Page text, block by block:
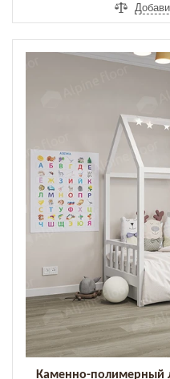
Каменно-полимерный